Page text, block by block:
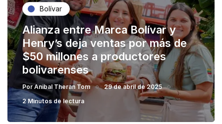
Bolívar
Alianza entre Marca Bolívar y
Henry’s deja ventas por más de
$50 millones a productores
bolivarenses
PorAnibal Theran Tom
29 de abril de 2025
2 Minutos de lectura